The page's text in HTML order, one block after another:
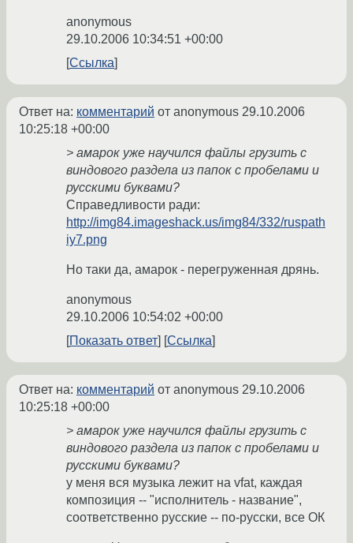
anonymous
29.10.2006 10:34:51 +00:00
Ссылка
Ответ на: комментарий от anonymous 29.10.2006
10:25:18 +00:00
> амарок уже научился файлы грузить с
виндового раздела из папок с пробелами и
русскими буквами?
Справедливости ради:
http://img84.imageshack.us/img84/332/ruspath
iy7.png
Но таки да, амарок - перегруженная дрянь.
anonymous
29.10.2006 10:54:02 +00:00
Показать ответ
Ссылка
Ответ на: комментарий от anonymous 29.10.2006
10:25:18 +00:00
> амарок уже научился файлы грузить с
виндового раздела из папок с пробелами и
русскими буквами?
у меня вся музыка лежит на vfat, каждая
композиция -- "исполнитель - название",
соответственно русские -- по-русски, все ОК